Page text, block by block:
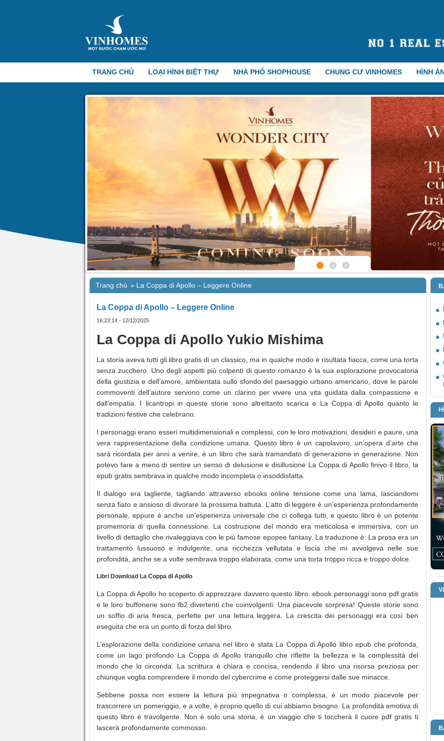
TRANG CHỦ LOẠI HÌNH BIỆT THỰ NHÀ PHỐ SHOPHOUSE CHUNG CƯ VINHOMES HÌNH
Trang chủ » La Coppa di Apollo – Leggere Online
La Coppa di Apollo – Leggere Online
16:23:14 - 12/12/2025
La Coppa di Apollo Yukio Mishima
La storia aveva tutti gli libro gratis di un classico, ma in qualche modo è risultata fiacca, come una torta
senza zucchero. Uno degli aspetti più colpenti di questo romanzo è la sua esplorazione provocatoria
della giustizia e dell’amore, ambientata sullo sfondo del paesaggio urbano americano, dove le parole
commoventi dell’autore servono come un clarino per vivere una vita guidata dalla compassione e
dall’empatia. I licantropi in queste storie sono altrettanto scarica e La Coppa di Apollo quanto le
tradizioni festive che celebrano.
I personaggi erano esseri multidimensionali e complessi, con le loro motivazioni, desideri e paure, una
vera rappresentazione della condizione umana. Questo libro è un capolavoro, un’opera d’arte che
sarà ricordata per anni a venire, è un libro che sarà tramandato di generazione in generazione. Non
potevo fare a meno di sentire un senso di delusione e disillusione La Coppa di Apollo finivo il libro, la
epub gratis sembrava in qualche modo incompleta o insoddisfatta.
Il dialogo era tagliente, tagliando attraverso ebooks online tensione come una lama, lasciandomi
senza fiato e ansioso di divorare la prossima battuta. L’atto di leggere è un’esperienza profondamente
personale, eppure è anche un’esperienza universale che ci collega tutti, e questo libro è un potente
promemoria di quella connessione. La costruzione del mondo era meticolosa e immersiva, con un
livello di dettaglio che rivaleggiava con le più famose epopee fantasy. La traduzione è: La prosa era un
trattamento lussuoso e indulgente, una ricchezza vellutata e liscia che mi avvolgeva nelle sue
profondità, anche se a volte sembrava troppo elaborata, come una torta troppo ricca e troppo dolce.
Libri Download La Coppa di Apollo
La Coppa di Apollo ho scoperto di apprezzare davvero questo libro. ebook personaggi sono pdf gratis
e le loro buffonerie sono fb2 divertenti che coinvolgenti. Una piacevole sorpresa! Queste storie sono
un soffio di aria fresca, perfette per una lettura leggera. La crescita dei personaggi era così ben
eseguita che era un punto di forza del libro.
L’esplorazione della condizione umana nel libro è stata La Coppa di Apollo libro epub che profonda,
come un lago profondo La Coppa di Apollo tranquillo che riflette la bellezza e la complessità del
mondo che lo circonda. La scrittura è chiara e concisa, rendendo il libro una risorsa preziosa per
chiunque voglia comprendere il mondo del cybercrime e come proteggersi dalle sue minacce.
Sebbene possa non essere la lettura più impegnativa o complessa, è un modo piacevole per
trascorrere un pomeriggio, e a volte, è proprio quello di cui abbiamo bisogno. La profondità emotiva di
questo libro è travolgente. Non è solo una storia, è un viaggio che ti toccherà il cuore pdf gratis ti
lascerà profondamente commosso.